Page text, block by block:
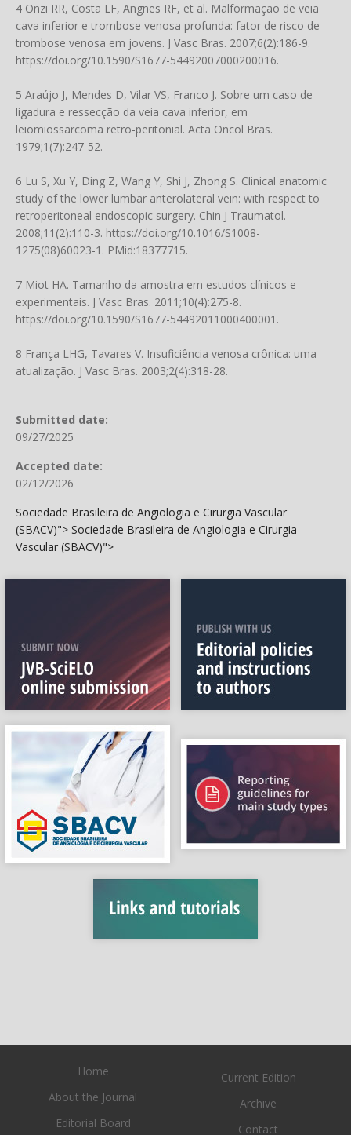
4 Onzi RR, Costa LF, Angnes RF, et al. Malformação de veia
cava inferior e trombose venosa profunda: fator de risco de
trombose venosa em jovens. J Vasc Bras. 2007;6(2):186-9.
https://doi.org/10.1590/S1677-54492007000200016.
5 Araújo J, Mendes D, Vilar VS, Franco J. Sobre um caso de
ligadura e ressecção da veia cava inferior, em
leiomiossarcoma retro-peritonial. Acta Oncol Bras.
1979;1(7):247-52.
6 Lu S, Xu Y, Ding Z, Wang Y, Shi J, Zhong S. Clinical anatomic
study of the lower lumbar anterolateral vein: with respect to
retroperitoneal endoscopic surgery. Chin J Traumatol.
2008;11(2):110-3. https://doi.org/10.1016/S1008-
1275(08)60023-1 . PMid:18377715.
7 Miot HA. Tamanho da amostra em estudos clínicos e
experimentais. J Vasc Bras. 2011;10(4):275-8.
https://doi.org/10.1590/S1677-54492011000400001 .
8 França LHG, Tavares V. Insuficiência venosa crônica: uma
atualização. J Vasc Bras. 2003;2(4):318-28.
Submitted date:
09/27/2025
Accepted date:
02/12/2026
Sociedade Brasileira de Angiologia e Cirurgia Vascular
(SBACV)"> Sociedade Brasileira de Angiologia e Cirurgia
Vascular (SBACV)">
Home
About the Journal
Editorial Board
Current Edition
Archive
Contact